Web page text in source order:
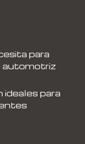
para
automotriz
para